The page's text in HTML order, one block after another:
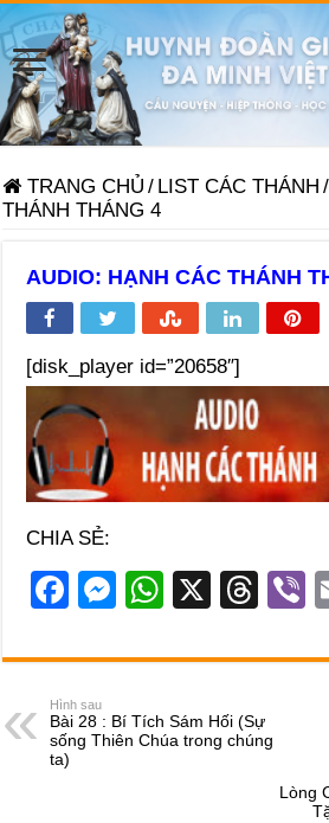
TRANG CHỦ / LIST CÁC THÁNH /
THÁNH THÁNG 4
AUDIO: HẠNH CÁC THÁNH
[disk_player id=”20658″]
CHIA SẺ:
F
c
e
b
M
ss
n
W
at
A
X
T
e
d
Hình sau
Bài 28 : Bí Tích Sám Hối (Sự
sống Thiên Chúa trong chúng
ta)
Lòng